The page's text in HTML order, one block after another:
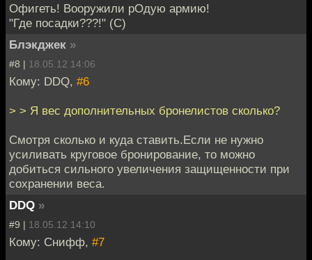
Офигеть! Вооружили рОдую армию!
"Где посадки???!" (С)
Блэкджек »
#8 | 18.05.12 14:06
Кому: DDQ, #6
> > Я вес дополнительных бронелистов сколько?
Смотря сколько и куда ставить.Если не нужно
усиливать круговое бронирование, то можно
добиться сильного увеличения защищенности при
сохранении веса.
DDQ »
#9 | 18.05.12 14:10
Кому: Снифф, #7